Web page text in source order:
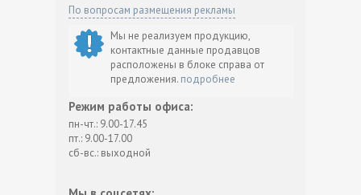
По вопросам размещения рекламы
Мы не реализуем продукцию,
контактные данные продавцов
расположены в блоке справа от
предложения. подробнее
Режим работы офиса:
пн-чт.: 9.00-17.45
пт.: 9.00-17.00
сб-вс.: выходной